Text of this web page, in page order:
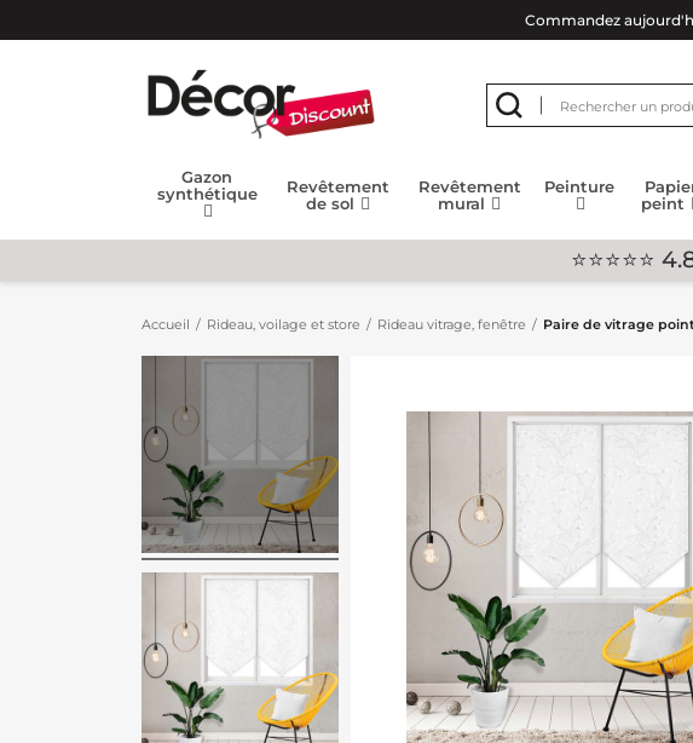
Commandez
Gazon
synthétique
Revêtement
de sol
Revêtement
mural
Peinture
peint
Accueil Rideau, voilage et store Rideau vitrage, fenêtre Paire de vitrage